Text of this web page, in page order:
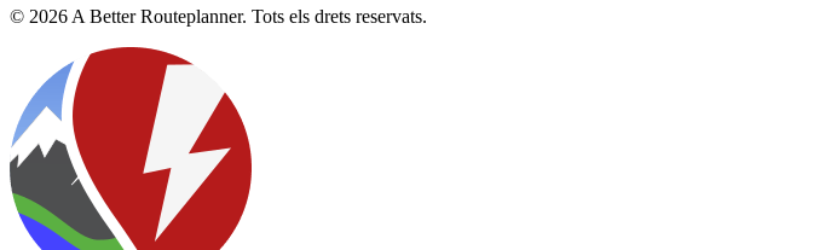
© 2026 A Better Routeplanner. Tots els drets reservats.